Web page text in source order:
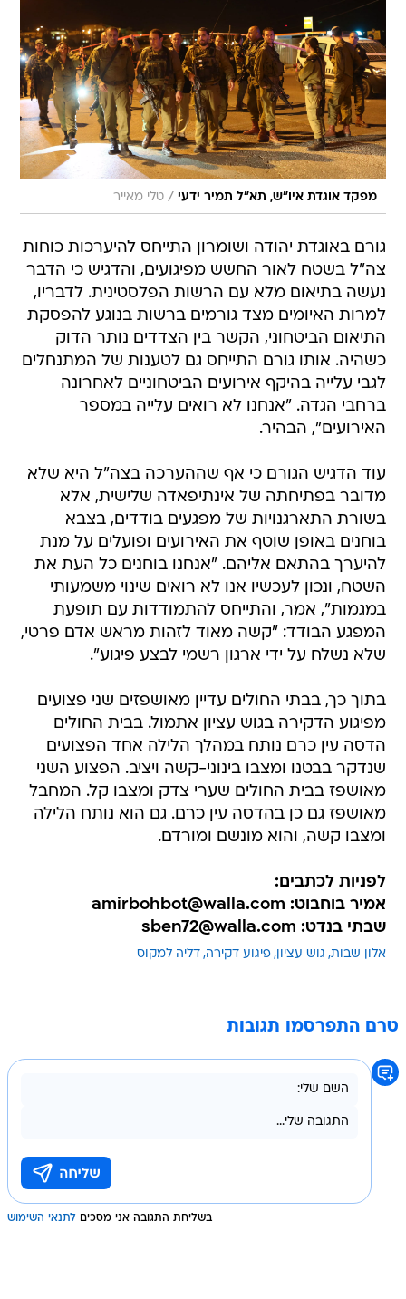
מפקד אוגדת איו"ש, תא"ל תמיר ידעי / טלי מאייר
גורם באוגדת יהודה ושומרון התייחס להיערכות כוחות
צה"ל בשטח לאור החשש מפיגועים, והדגיש כי הדבר
נעשה בתיאום מלא עם הרשות הפלסטינית. לדבריו,
למרות האיומים מצד גורמים ברשות בנוגע להפסקת
התיאום הביטחוני, הקשר בין הצדדים נותר הדוק
כשהיה. אותו גורם התייחס גם לטענות של המתנחלים
לגבי עלייה בהיקף אירועים הביטחוניים לאחרונה
ברחבי הגדה. "אנחנו לא רואים עלייה במספר
האירועים", הבהיר.
עוד הדגיש הגורם כי אף שההערכה בצה"ל היא שלא
מדובר בפתיחתה של אינתיפאדה שלישית, אלא
בשורת התארגנויות של מפגעים בודדים, בצבא
בוחנים באופן שוטף את האירועים ופועלים על מנת
להיערך בהתאם אליהם. "אנחנו בוחנים כל העת את
השטח, ונכון לעכשיו אנו לא רואים שינוי משמעותי
במגמות", אמר, והתייחס להתמודדות עם תופעת
המפגע הבודד: "קשה מאוד לזהות מראש אדם פרטי,
שלא נשלח על ידי ארגון רשמי לבצע פיגוע".
בתוך כך, בבתי החולים עדיין מאושפזים שני פצועים
מפיגוע הדקירה בגוש עציון אתמול. בבית החולים
הדסה עין כרם נותח במהלך הלילה אחד הפצועים
שנדקר בבטנו ומצבו בינוני-קשה ויציב. הפצוע השני
מאושפז בבית החולים שערי צדק ומצבו קל. המחבל
מאושפז גם כן בהדסה עין כרם. גם הוא נותח הלילה
ומצבו קשה, והוא מונשם ומורדם.
לפניות לכתבים:
אמיר בוחבוט: amirbohbot@walla.com
שבתי בנדט: sben72@walla.com
אלון שבות גוש עציון פיגוע דקירה דליה למקוס
טרם התפרסמו תגובות
בשליחת התגובה אני מסכים לתנאי השימוש